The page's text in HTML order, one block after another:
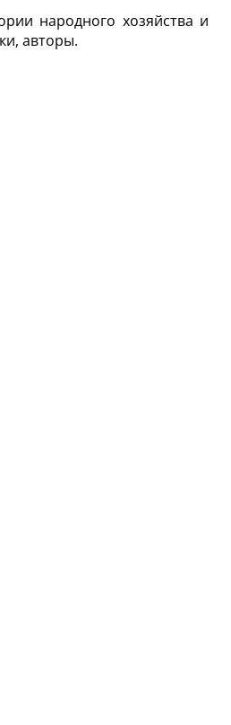
народного хозяйства и
авторы.